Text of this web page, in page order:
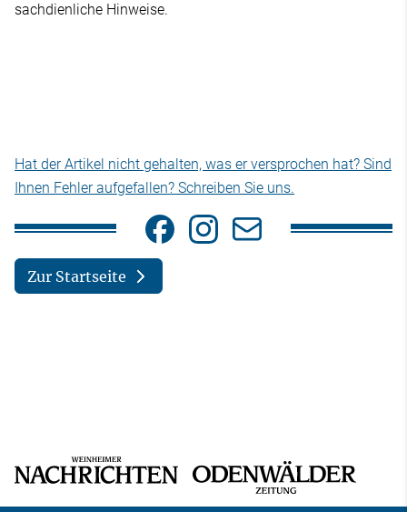
sachdienliche Hinweise.
Hat der Artikel nicht gehalten, was er versprochen hat? Sind
Ihnen Fehler aufgefallen? Schreiben Sie uns.
Zur Startseite